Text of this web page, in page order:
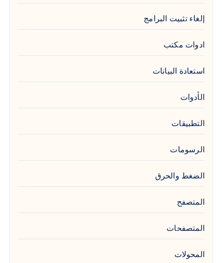
إلغاء تثبيت البرامج
ادوات مكتب
استعادة البيانات
الأدوات
التطبيقات
الرسومات
الضغط والحرق
المتصفح
المتصفحات
المحولات